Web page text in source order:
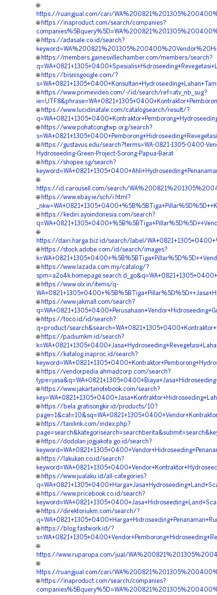
🌐
https://ruangjual.com/cari/
🌐 https://inaproduct.com/search/companies?
🌐 https://adasale.co.id/search?
🌐 https://members.gainesvillechamber.com/members/search?
🌐 https://bisnisgoogle.com/?
🌐 https://www.primevideo.com/-/id/search/ref=atv_nb_sug?
🌐 https://www.lucidinatale.com/catalogsearch/result/?
🌐 https://www.pohatcongtwp.org/search?
🌐 https://gustavus.edu/search?terms=WA-0821-1305-0400-
Hydroseeding-Green-Project-Sorong-Papua-Barat
🌐 https://shopee.sg/search?
🌐
https://id.carousell.com/search/
🌐 https://www.ebay.ie/sch/i.html?
🌐 https://kediri.ayoindonesia.com/search?
🌐
https://dairi.harga.biz.id/search/label/
🌐 https://stock.adobe.com/id/search/images?
🌐 https://www.lazada.com.my/catalog/?
🌐 https://www.olx.in/items/q-
🌐 https://www.jakmall.com/search?
🌐 https://toco.id/id/search?
q=product/
🌐 https://padiumkm.id/search?
🌐 https://katalog.inaproc.id/search?
🌐 https://vendorpedia.ahmadcorp.com/search?
🌐 https://www.jakartanotebook.com/search?
🌐 https://bela.gratisongkir.id/products/10?
🌐 https://tanilink.com/index.php?
🌐 https://dodolan.jogjakota.go.id/search?
🌐 https://lakukan.co.id/search?
🌐 https://www.jualaku.id/all-categories?
🌐 https://www.pricebook.co.id/search?
🌐 https://direktoriukm.com/search/?
🌐 https://blog.fastwork.id/?
🌐
https://www.ruparupa.com/jual/
🌐
https://ruangjual.com/cari/
🌐 https://inaproduct.com/search/companies?